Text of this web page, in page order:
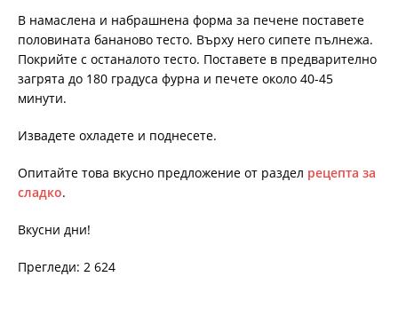
В намаслена и набрашнена форма за печене поставете
половината бананово тесто. Върху него сипете пълнежа.
Покрийте с останалото тесто. Поставете в предварително
загрята до 180 градуса фурна и печете около 40-45
минути.
Извадете охладете и поднесете.
Опитайте това вкусно предложение от раздел рецепта за
сладко.
Вкусни дни!
Прегледи: 2 624